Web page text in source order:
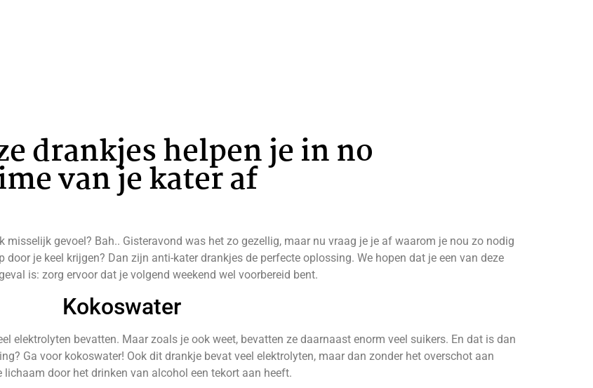
drankjes helpen je in no
van je kater af
misselijk gevoel? Bah.. Gisteravond was het zo gezellig, maar nu vraag je je af waarom je nou zo nodig
je keel krijgen? Dan zijn anti-kater drankjes de perfecte oplossing. We hopen dat je een van deze
is: zorg ervoor dat je volgend weekend wel voorbereid bent.
Kokoswater
elektrolyten bevatten. Maar zoals je ook weet, bevatten ze daarnaast enorm veel suikers. En dat is dan
Ga voor kokoswater! Ook dit drankje bevat veel elektrolyten, maar dan zonder het overschot aan
door het drinken van alcohol een tekort aan heeft.